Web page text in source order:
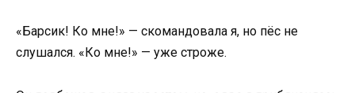
«Барсик! Ко мне!» — скомандовала я, но пёс не
слушался. «Ко мне!» — уже строже.